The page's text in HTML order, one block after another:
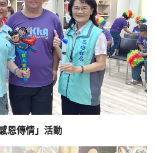
恩傳情」活動